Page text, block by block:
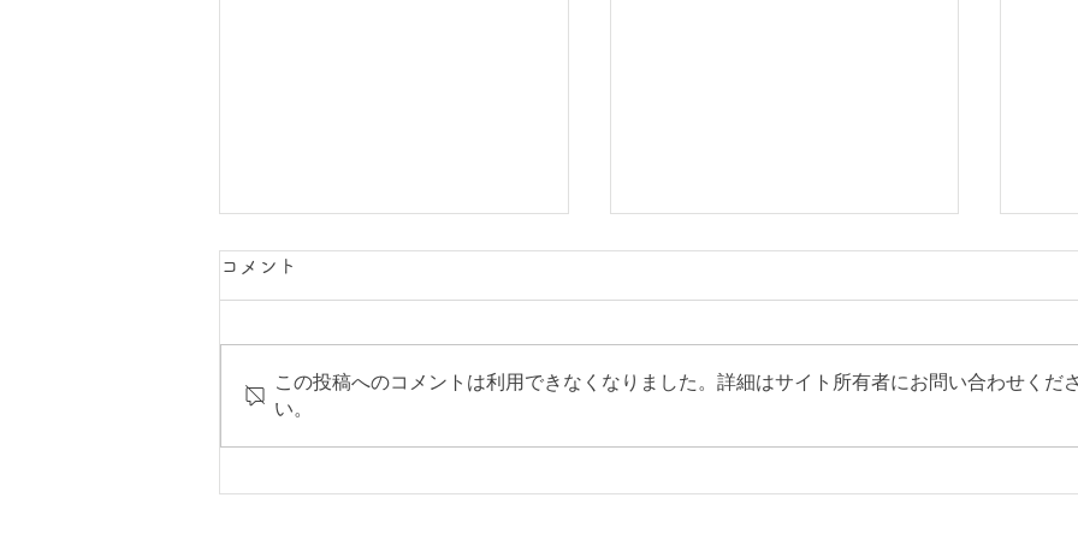
「お取り扱い先」ページ公開
しました
い先を、ご紹介するページを公開
しました。 どうぞご覧くださ
い。 「お取り扱い先」ページ
コメント
この投稿へのコメントは利用できなくなりました。詳細はサイト所有者にお問い合わせくださ
い。